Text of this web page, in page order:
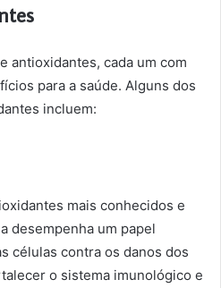
antioxidantes, cada um com
para a saúde. Alguns dos
incluem:
mais conhecidos e
desempenha um papel
células contra os danos dos
o sistema imunológico e